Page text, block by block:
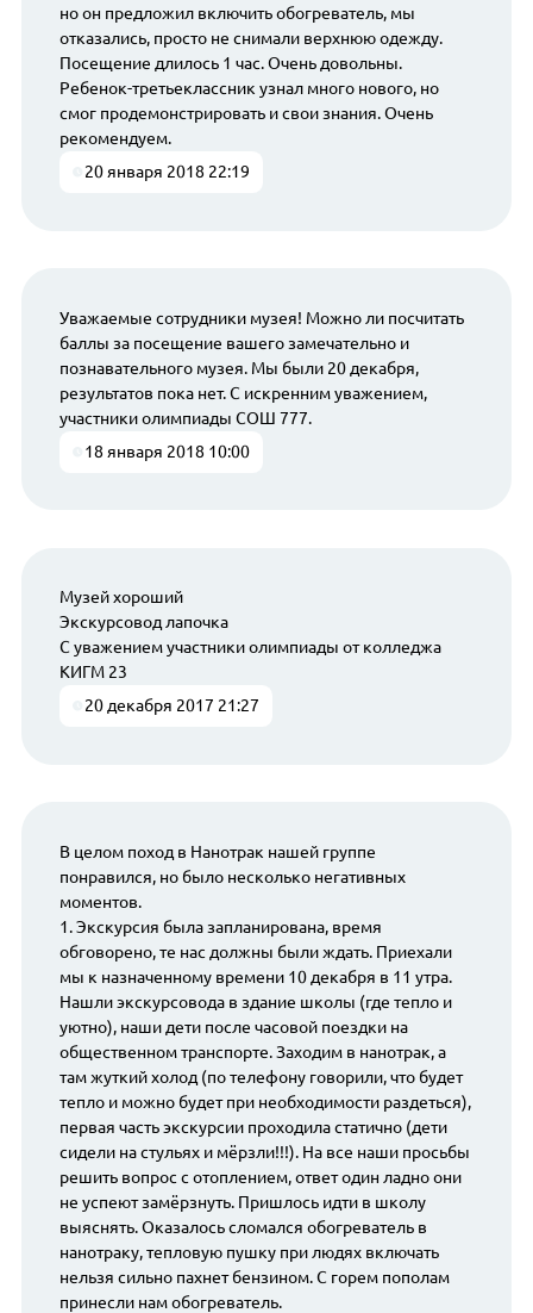
но он предложил включить обогреватель, мы
отказались, просто не снимали верхнюю одежду.
Посещение длилось 1 час. Очень довольны.
Ребенок-третьеклассник узнал много нового, но
смог продемонстрировать и свои знания. Очень
рекомендуем.
20 января 2018 22:19
Уважаемые сотрудники музея! Можно ли посчитать
баллы за посещение вашего замечательно и
познавательного музея. Мы были 20 декабря,
результатов пока нет. С искренним уважением,
участники олимпиады СОШ 777.
18 января 2018 10:00
Музей хороший
Экскурсовод лапочка
С уважением участники олимпиады от колледжа
КИГМ 23
20 декабря 2017 21:27
В целом поход в Нанотрак нашей группе
понравился, но было несколько негативных
моментов.
1. Экскурсия была запланирована, время
обговорено, те нас должны были ждать. Приехали
мы к назначенному времени 10 декабря в 11 утра.
Нашли экскурсовода в здание школы (где тепло и
уютно), наши дети после часовой поездки на
общественном транспорте. Заходим в нанотрак, а
там жуткий холод (по телефону говорили, что будет
тепло и можно будет при необходимости раздеться),
первая часть экскурсии проходила статично (дети
сидели на стульях и мёрзли!!!). На все наши просьбы
решить вопрос с отоплением, ответ один ладно они
не успеют замёрзнуть. Пришлось идти в школу
выяснять. Оказалось сломался обогреватель в
нанотраку, тепловую пушку при людях включать
нельзя сильно пахнет бензином. С горем пополам
принесли нам обогреватель.